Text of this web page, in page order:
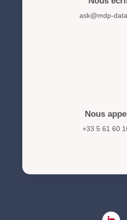
ask@mdp-
Nous
+33 5 61 60